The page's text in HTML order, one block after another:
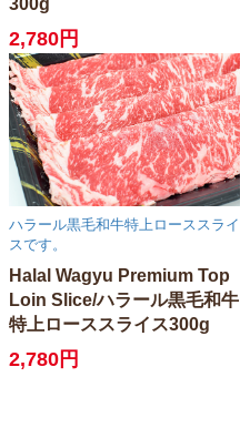
2,780円
ハラール黒毛和牛特上ローススライ
スです。
Halal Wagyu Premium Top
Loin Slice/ハラール黒毛和牛
特上ローススライス300g
2,780円